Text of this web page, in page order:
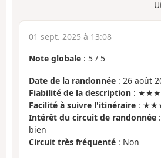
01 sept. 2025 à 13:08
Note globale : 5 / 5
Date de la randonnée : 26 août
Fiabilité de la description :
Facilité à suivre l'itinéraire :
Intérêt du circuit de randonnée
bien
Circuit très fréquenté : Non